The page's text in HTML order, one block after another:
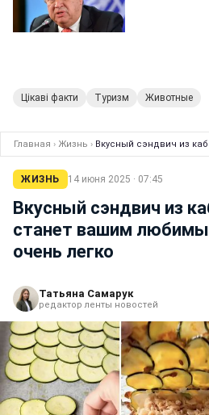
Цікаві факти Туризм Животные
Главная › Жизнь › Вкусный сэндвич из
ЖИЗНЬ 14 июня 2025 · 07:45
Вкусный сэндвич из
станет вашим
очень легко
Татьяна Самарук
редактор ленты новостей